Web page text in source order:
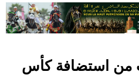
من استضافة كأس